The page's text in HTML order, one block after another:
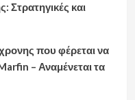
Στρατηγικές και
που φέρεται να
– Αναμένεται τα